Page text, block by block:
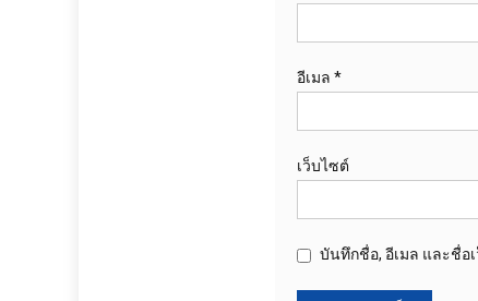
อีเมล *
เว็บไซต์
บันทึกชื่อ, อีเมล และชื่อ